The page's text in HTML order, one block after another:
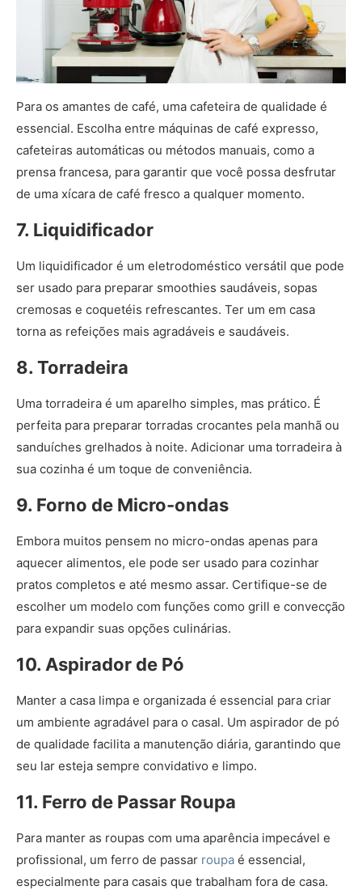
Para os amantes de café, uma cafeteira de qualidade é
essencial. Escolha entre máquinas de café expresso,
cafeteiras automáticas ou métodos manuais, como a
prensa francesa, para garantir que você possa desfrutar
de uma xícara de café fresco a qualquer momento.
7. Liquidificador
Um liquidificador é um eletrodoméstico versátil que pode
ser usado para preparar smoothies saudáveis, sopas
cremosas e coquetéis refrescantes. Ter um em casa
torna as refeições mais agradáveis e saudáveis.
8. Torradeira
Uma torradeira é um aparelho simples, mas prático. É
perfeita para preparar torradas crocantes pela manhã ou
sanduíches grelhados à noite. Adicionar uma torradeira à
sua cozinha é um toque de conveniência.
9. Forno de Micro-ondas
Embora muitos pensem no micro-ondas apenas para
aquecer alimentos, ele pode ser usado para cozinhar
pratos completos e até mesmo assar. Certifique-se de
escolher um modelo com funções como grill e convecção
para expandir suas opções culinárias.
10. Aspirador de Pó
Manter a casa limpa e organizada é essencial para criar
um ambiente agradável para o casal. Um aspirador de pó
de qualidade facilita a manutenção diária, garantindo que
seu lar esteja sempre convidativo e limpo.
11. Ferro de Passar Roupa
Para manter as roupas com uma aparência impecável e
profissional, um ferro de passar roupa é essencial,
especialmente para casais que trabalham fora de casa.